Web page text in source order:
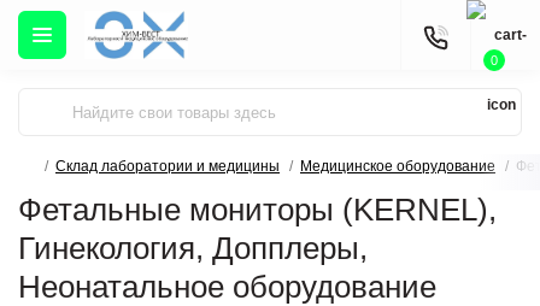
0
Склад лаборатории и медицины Медицинское оборудование
Фетальные мониторы (KERNEL),
Гинекология, Допплеры,
Неонатальное оборудование